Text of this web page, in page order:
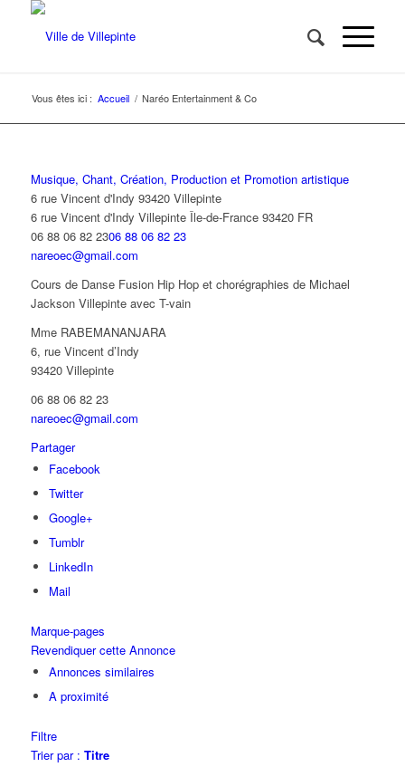
Vous êtes ici : Accueil / Naréo Entertainment & Co
Musique, Chant, Création, Production et Promotion artistique
6 rue Vincent d'Indy 93420 Villepinte
6 rue Vincent d'Indy Villepinte Île-de-France 93420 FR
06 88 06 82 2306 88 06 82 23
nareoec@gmail.com
Cours de Danse Fusion Hip Hop et chorégraphies de Michael
Jackson Villepinte avec T-vain
Mme RABEMANANJARA
6, rue Vincent d’Indy
93420 Villepinte
06 88 06 82 23
nareoec@gmail.com
Partager
Facebook
Twitter
Google+
Tumblr
LinkedIn
Mail
Marque-pages
Revendiquer cette Annonce
Annonces similaires
A proximité
Filtre
Trier par : Titre